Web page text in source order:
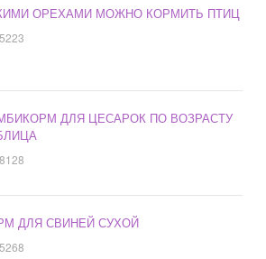
ОРЕХАМИ МОЖНО КОРМИТЬ ПТИЦ
ДЛЯ ЦЕСАРОК ПО ВОЗРАСТУ
ДЛЯ СВИНЕЙ СУХОЙ